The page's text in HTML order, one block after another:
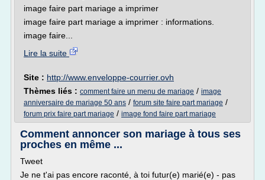
image faire part mariage a imprimer
image faire part mariage a imprimer : informations.
image faire...
Lire la suite
Site : http://www.enveloppe-courrier.ovh
Thèmes liés : comment faire un menu de mariage / image
anniversaire de mariage 50 ans / forum site faire part mariage /
forum prix faire part mariage / image fond faire part mariage
Comment annoncer son mariage à tous ses
proches en même ...
Tweet
Je ne t'ai pas encore raconté, à toi futur(e) marié(e) - pas